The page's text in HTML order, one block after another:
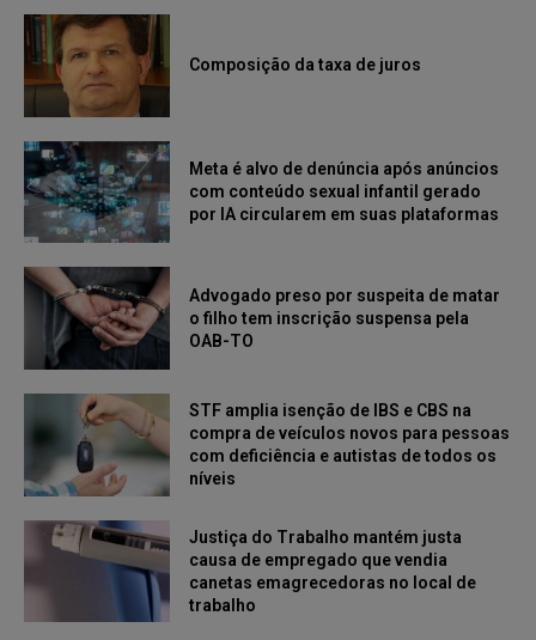
Composição da taxa de juros
Meta é alvo de denúncia após anúncios
com conteúdo sexual infantil gerado
por IA circularem em suas plataformas
Advogado preso por suspeita de matar
o filho tem inscrição suspensa pela
OAB-TO
STF amplia isenção de IBS e CBS na
compra de veículos novos para pessoas
com deficiência e autistas de todos os
níveis
Justiça do Trabalho mantém justa
causa de empregado que vendia
canetas emagrecedoras no local de
trabalho